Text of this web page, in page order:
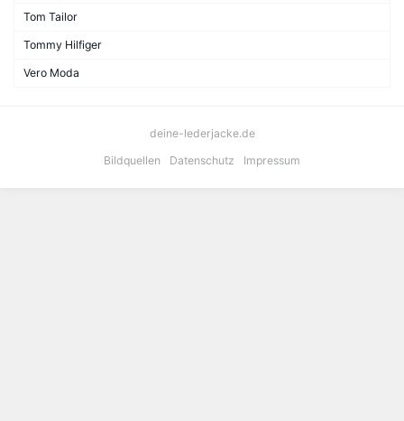
Tom Tailor
Tommy Hilfiger
Vero Moda
deine-lederjacke.de
Bildquellen
Datenschutz Impressum